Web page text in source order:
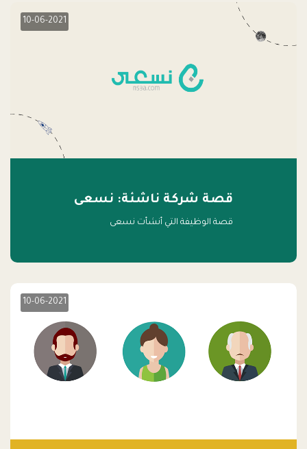
10-06-2021
قصة شركة ناشئة: نسعى
قصة الوظيفة التي أنشأت نسعى
10-06-2021